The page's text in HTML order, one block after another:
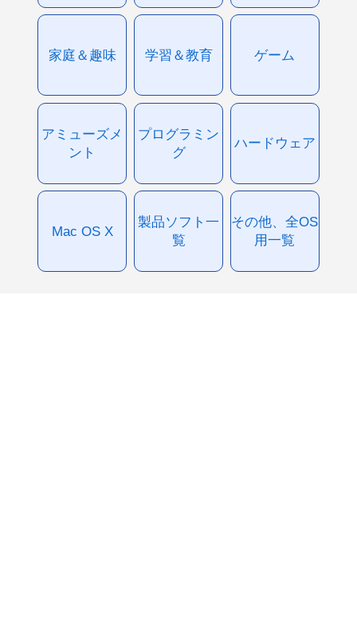
家庭＆趣味 学習＆教育 ゲーム
アミューズメ
ント
プログラミン
グ
ハードウェア
Mac OS X
製品ソフト一
覧
その他、全OS
用一覧